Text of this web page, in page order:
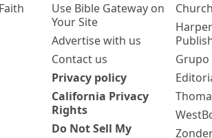
Use Bible Gateway on
Your Site
Advertise with us
Contact us
Privacy policy
California Privacy
Rights
Do Not Sell My
Grupo